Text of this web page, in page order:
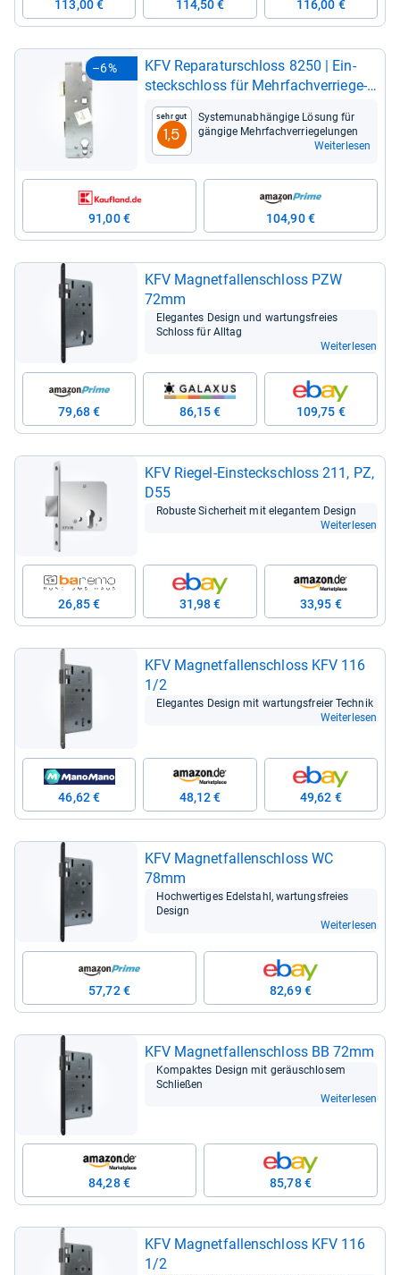
113,00 € 114,50 € 116,00 €
–6%
KFV Repa­ra­tur­schloss 8250 | Ein­
steck­schloss für Mehr­fach­ver­rie­ge­
lun­gen
Sehr gut
1,5
Sys­te­mu­n­ab­hän­gige Lösung für
gän­gige Mehr­fach­ver­rie­ge­lun­gen
Weiterlesen
91,00 € 104,90 €
KFV Magnet­fal­len­schloss PZW
72mm
Ele­gan­tes Design und war­tungs­freies
Schloss für All­tag
Weiterlesen
79,68 € 86,15 € 109,75 €
KFV Rie­gel-​Ein­steck­schloss 211, PZ,
D55
Robuste Sicher­heit mit ele­gan­tem Design
Weiterlesen
26,85 € 31,98 € 33,95 €
KFV Magnet­fal­len­schloss KFV 116
1/2
Ele­gan­tes Design mit war­tungs­freier Tech­nik
Weiterlesen
46,62 € 48,12 € 49,62 €
KFV Magnet­fal­len­schloss WC
78mm
Hoch­wer­ti­ges Edel­stahl, war­tungs­freies
Design
Weiterlesen
57,72 € 82,69 €
KFV Magnet­fal­len­schloss BB 72mm
Kom­pak­tes Design mit geräusch­lo­sem
Schlie­ßen
Weiterlesen
84,28 € 85,78 €
KFV Magnet­fal­len­schloss KFV 116
1/2